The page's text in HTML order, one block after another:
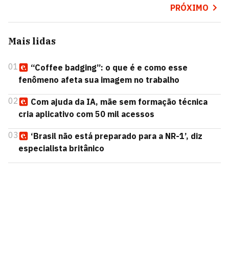
PRÓXIMO
Mais lidas
01
“Coffee badging”: o que é e como esse
fenômeno afeta sua imagem no trabalho
02
Com ajuda da IA, mãe sem formação técnica
cria aplicativo com 50 mil acessos
03
‘Brasil não está preparado para a NR-1’, diz
especialista britânico